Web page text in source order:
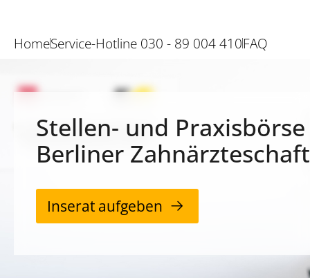
HomeService-Hotline 030 - 89 004 410FAQ
Stellen- und
Berliner Zahnärzteschaft
Inserat aufgeben